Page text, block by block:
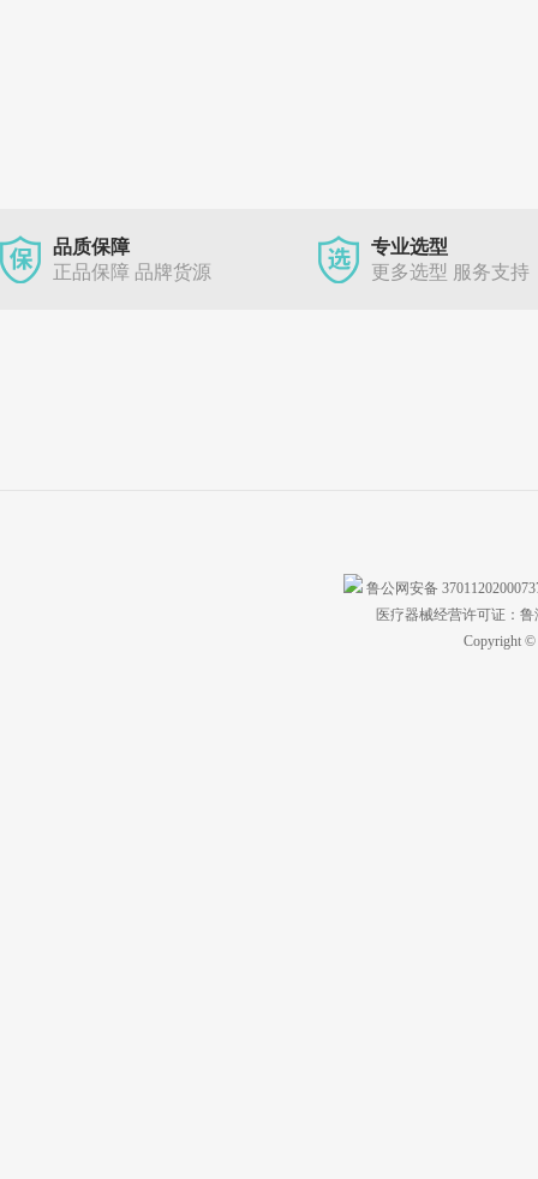
品质保障
正品保障 品牌货源
专业选型
更多选型 服务支持
鲁公网安备
医疗器械经营许可证：
Copyright